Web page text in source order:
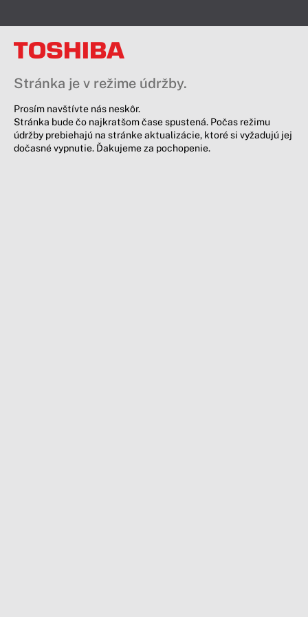
Stránka je v režime údržby.
Prosím navštívte nás neskôr.
Stránka bude čo najkratšom čase spustená. Počas režimu
údržby prebiehajú na stránke aktualizácie, ktoré si vyžadujú jej
dočasné vypnutie. Ďakujeme za pochopenie.